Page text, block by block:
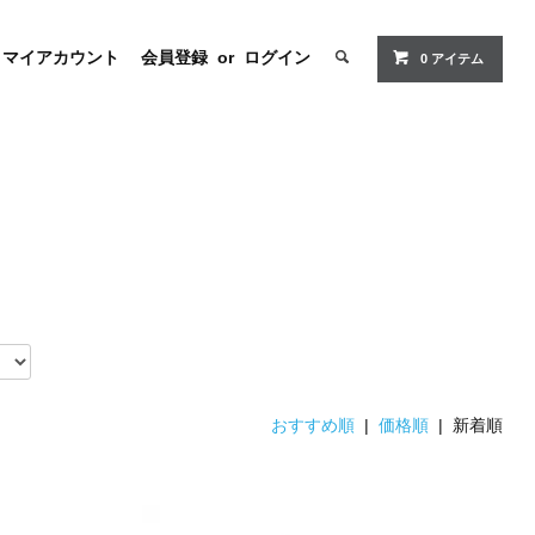
マイアカウント 会員登録 or ログイン 0 アイテム
おすすめ順 |価格順 | 新着順